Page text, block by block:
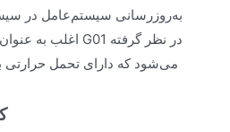
به‌روزرسانی سیستم‌عامل در
می‌شود که دارای تحمل حرارتی